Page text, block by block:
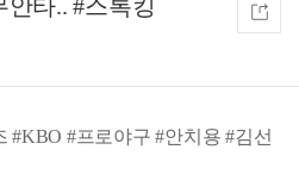
안타.. #스톡킹
#KBO #프로야구 #안치용 #김선